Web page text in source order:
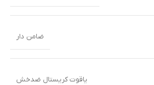
ضامن دار
یاقوت کریستال ضدخش